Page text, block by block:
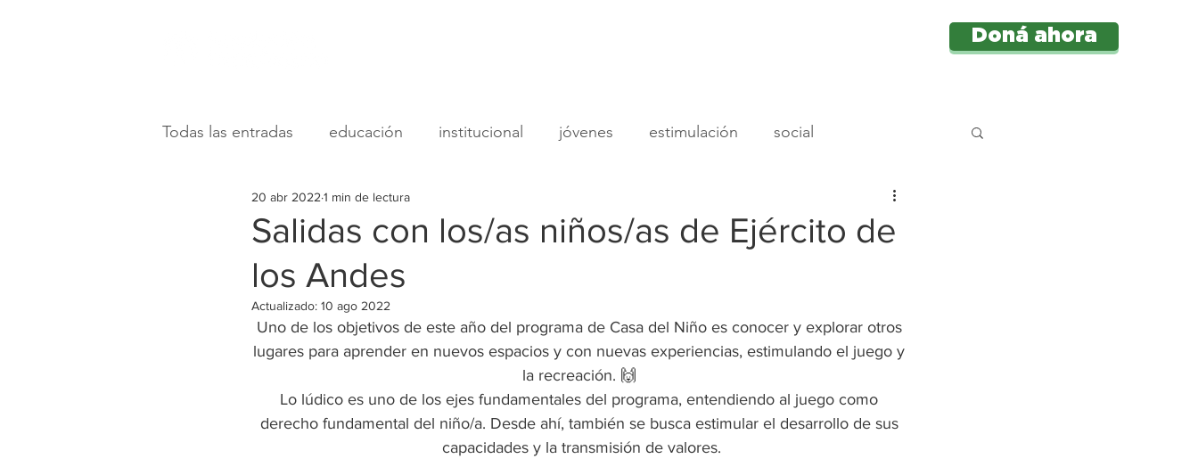
Doná ahora
Todas las entradas educación institucional jóvenes estimulación social
desarrollo de recursos donantes
desarrollo infantil campamentos
Salidas con los/as niños/as de Ejército de
los Andes
20 abr 2022 1 min de lectura
Actualizado: 10 ago 2022
Uno de los objetivos de este año del programa de Casa del Niño es conocer y explorar otros
lugares para aprender en nuevos espacios y con nuevas experiencias, estimulando el juego y
la recreación. 🙌
Lo lúdico es uno de los ejes fundamentales del programa, entendiendo al juego como
derecho fundamental del niño/a. Desde ahí, también se busca estimular el desarrollo de sus
capacidades y la transmisión de valores.